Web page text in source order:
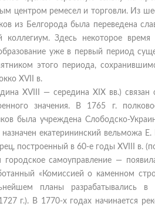
центром ремесел и торговли. Из
из Белгорода была переведена
коллегиум. Здесь некоторое
уже в первый период
этого периода,
XVII в.
XVIII — середина XIX вв.) связан
значения. В 1765 г.
была учреждена Слободско-
екатерининский вельможа
построенный в 60-е годы XVIII в.
городское самоуправление —
«Комиссией о каменном
планы разрабатывались в
г.). В 1770-х годах начинается